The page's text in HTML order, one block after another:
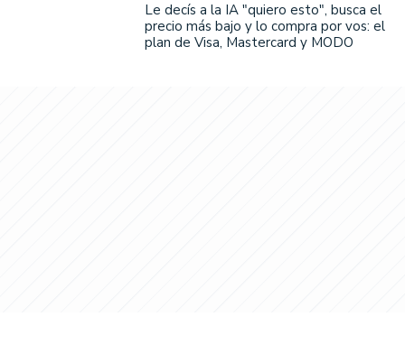
Le decís a la IA "quiero esto", busca el
precio más bajo y lo compra por vos: el
plan de Visa, Mastercard y MODO